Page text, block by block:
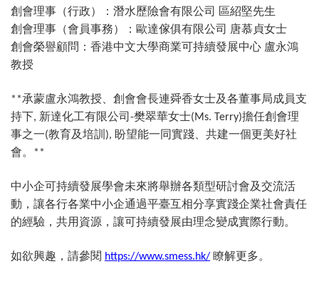
創會理事（行政）：潛水歷險會有限公司 區紹堅先生
創會理事（會員事務）：歐達傢俱有限公司 唐慕貞女士
創會榮譽顧問：香港中文大學商業可持續發展中心 盧永鴻
教授
**承蒙盧永鴻教授、創會會長連舜香女士及各董事局成員支
持下, 新達化工有限公司 -樊翠華女士(Ms. Terry)擔任創會理
事之一(教育及培訓 ), 盼望能一同實踐、共建一個更美好社
會。
**
中小企可持續發展學會未來將舉辦各類型研討會及交流活
動，讓各行各業中小企通過平臺互相分享實踐企業社會責任
的經驗，共用資源，讓可持續發展由理念變成實際行動。
如欲興趣，請參閱 https://www.smess.hk/ 瞭解更多。